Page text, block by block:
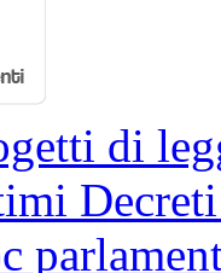
di
Decreti